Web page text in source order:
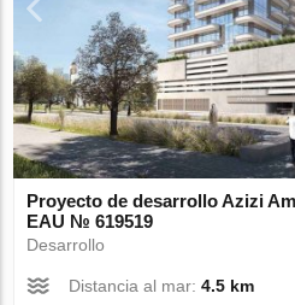
Proyecto de desarrollo Azizi
EAU № 619519
Desarrollo
Distancia al mar:4.5 km